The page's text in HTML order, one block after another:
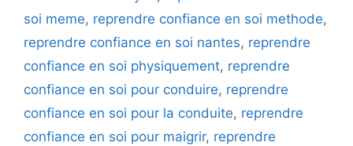
soi meme, reprendre confiance en soi methode,
reprendre confiance en soi nantes, reprendre
confiance en soi physiquement, reprendre
confiance en soi pour conduire, reprendre
confiance en soi pour la conduite, reprendre
confiance en soi pour maigrir, reprendre